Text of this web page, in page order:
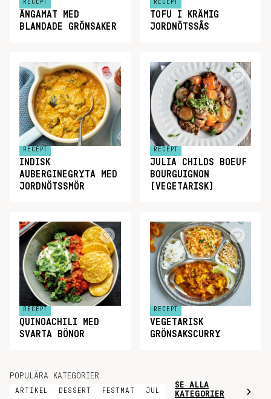
RECEPT
ÄNGAMAT MED
BLANDADE GRÖNSAKER
RECEPT
TOFU I KRÄMIG
JORDNÖTSSÅS
RECEPT
INDISK
AUBERGINEGRYTA MED
JORDNÖTSSMÖR
RECEPT
JULIA CHILDS BOEUF
BOURGUIGNON
(VEGETARISK)
RECEPT
QUINOACHILI MED
SVARTA BÖNOR
RECEPT
VEGETARISK
GRÖNSAKSCURRY
POPULÄRA KATEGORIER
ARTIKEL DESSERT FESTMAT JUL
SE ALLA
KATEGORIER